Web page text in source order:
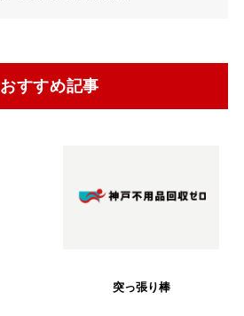
おすすめ記事
突っ張り棒